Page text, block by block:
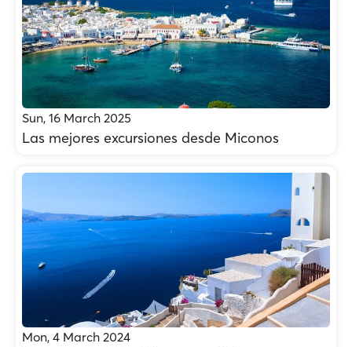
Sun, 16 March 2025
Las mejores excursiones desde Miconos
Mon, 4 March 2024